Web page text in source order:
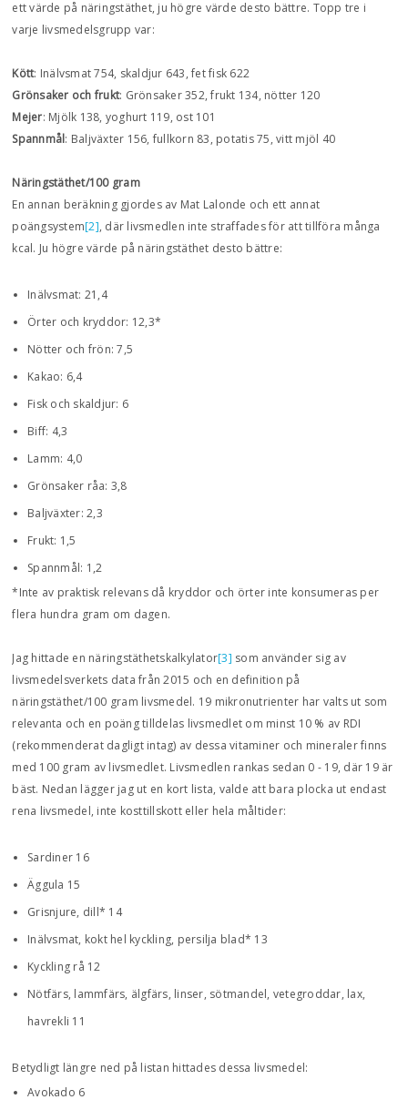
ett värde på näringstäthet, ju högre värde desto bättre. Topp tre i
varje livsmedelsgrupp var:
Kött: Inälvsmat 754, skaldjur 643, fet fisk 622
Grönsaker och frukt: Grönsaker 352, frukt 134, nötter 120
Mejer: Mjölk 138, yoghurt 119, ost 101
Spannmål: Baljväxter 156, fullkorn 83, potatis 75, vitt mjöl 40
Näringstäthet/100 gram
En annan beräkning gjordes av Mat Lalonde och ett annat
poängsystem[2], där livsmedlen inte straffades för att tillföra många
kcal. Ju högre värde på näringstäthet desto bättre:
Inälvsmat: 21,4
Örter och kryddor: 12,3*
Nötter och frön: 7,5
Kakao: 6,4
Fisk och skaldjur: 6
Biff: 4,3
Lamm: 4,0
Grönsaker råa: 3,8
Baljväxter: 2,3
Frukt: 1,5
Spannmål: 1,2
*Inte av praktisk relevans då kryddor och örter inte konsumeras per
flera hundra gram om dagen.
Jag hittade en näringstäthetskalkylator[3] som använder sig av
livsmedelsverkets data från 2015 och en definition på
näringstäthet/100 gram livsmedel. 19 mikronutrienter har valts ut som
relevanta och en poäng tilldelas livsmedlet om minst 10 % av RDI
(rekommenderat dagligt intag) av dessa vitaminer och mineraler finns
med 100 gram av livsmedlet. Livsmedlen rankas sedan 0 - 19, där 19 är
bäst. Nedan lägger jag ut en kort lista, valde att bara plocka ut endast
rena livsmedel, inte kosttillskott eller hela måltider:
Sardiner 16
Äggula 15
Grisnjure, dill* 14
Inälvsmat, kokt hel kyckling, persilja blad* 13
Kyckling rå 12
Nötfärs, lammfärs, älgfärs, linser, sötmandel, vetegroddar, lax,
havrekli 11
Betydligt längre ned på listan hittades dessa livsmedel:
Avokado 6